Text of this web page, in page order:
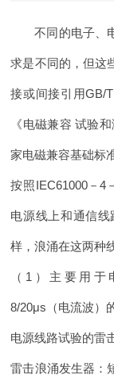
不同的电子、
求是不同的，但这
接或间接引用GB/
《电磁兼容 试验
家电磁兼容基础标
按照IEC61000－4
电源线上和通信
样，浪涌在这两种
（1）主要用于
8/20μs（电流波）
电源线路试验的雷
雷击浪涌发生器：